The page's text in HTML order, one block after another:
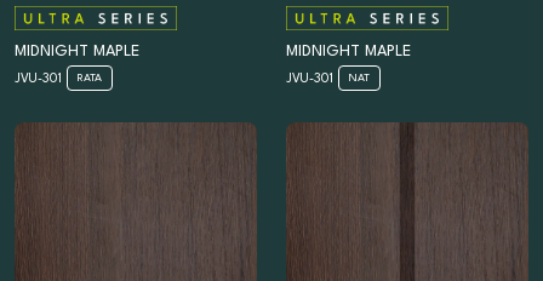
MIDNIGHT MAPLE
JVU-301 RATA
MIDNIGHT MAPLE
JVU-301 NAT